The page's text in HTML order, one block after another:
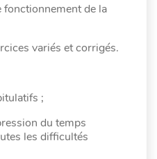
fonctionnement de la
variés et corrigés.
;
du temps
les difficultés